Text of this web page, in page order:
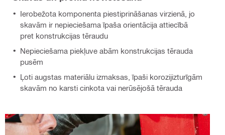
Ierobežota komponenta piestiprināšanas virzienā, jo
skavām ir nepieciešama īpaša orientācija attiecībā
pret konstrukcijas tēraudu
Nepieciešama piekļuve abām konstrukcijas tērauda
pusēm
Ļoti augstas materiālu izmaksas, īpaši korozijizturīgām
skavām no karsti cinkota vai nerūsējošā tērauda